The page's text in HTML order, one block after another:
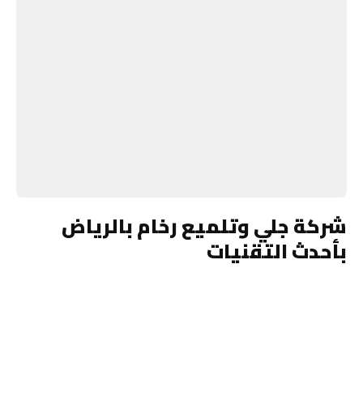
شركة جلي وتلميع رخام بالرياض
بأحدث التقنيات